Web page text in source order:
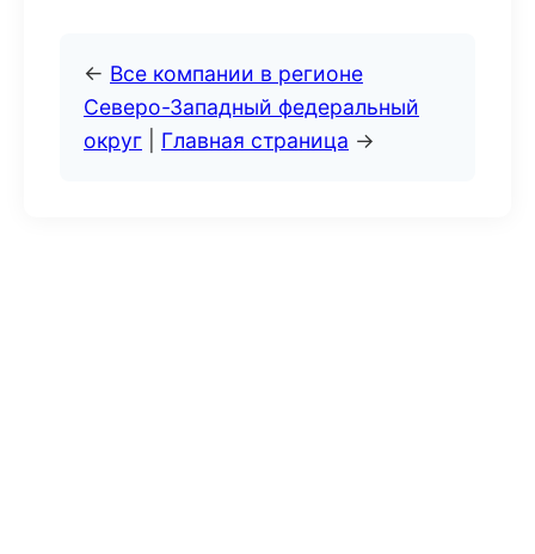
← Все компании в регионе
Северо-Западный федеральный
округ
Главная страница →